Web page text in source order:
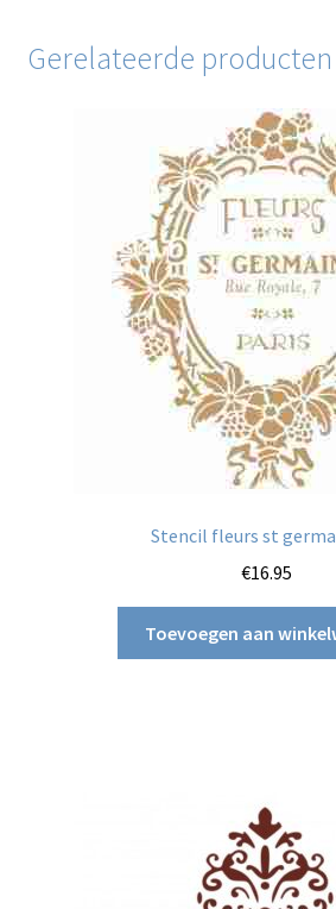
Gerelateerde producten
Stencil fleurs st
€16.95
Toevoegen aan